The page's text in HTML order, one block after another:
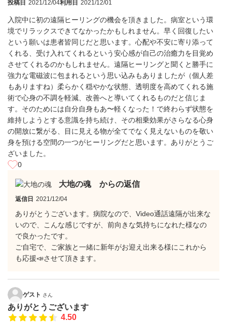
投稿日 2021/12/04利用日 2021/12/01
入院中に初の遠隔ヒーリングの機会を頂きました。病室という環
境でリラックスできてなかったかもしれません。早く回復したい
という願いは患者皆同じだと思います。心配や不安に寄り添って
くれる、受け入れてくれるという安心感が自己の治癒力を目覚め
させてくれるのかもしれません。遠隔ヒーリングと聞くと勝手に
強力な電磁波に包まれるという思い込みもありましたが（個人差
もありますね）柔らかく穏やかな状態、透明度を高めてくれる施
術で心身の不調を軽減、改善へと導いてくれるものだと信じま
す。そのためには自分自身もあ〜軽くなった！で終わらず状態を
維持しようとする意識を持ち続け、その相乗効果がさらなる心身
の開放に繋がる、目に見える物が全てでなく見えないものを敬い
身を預ける空間の一つがヒーリングだと思います。ありがとうご
ざいました。
0
大地の魂 からの返信
返信日 2021/12/04
ありがとうございます。病院なので、Video通話遠隔が出来な
いので、こんな感じですが、前向きな気持ちになれた様なの
で良かったです。
ご自宅で、ご家族と一緒に新年がお迎え出来る様にこれから
も応援📣させて頂きます。
ゲスト さん
ありがとうございます
4.50